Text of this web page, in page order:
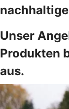
Unser
Produkten
aus.